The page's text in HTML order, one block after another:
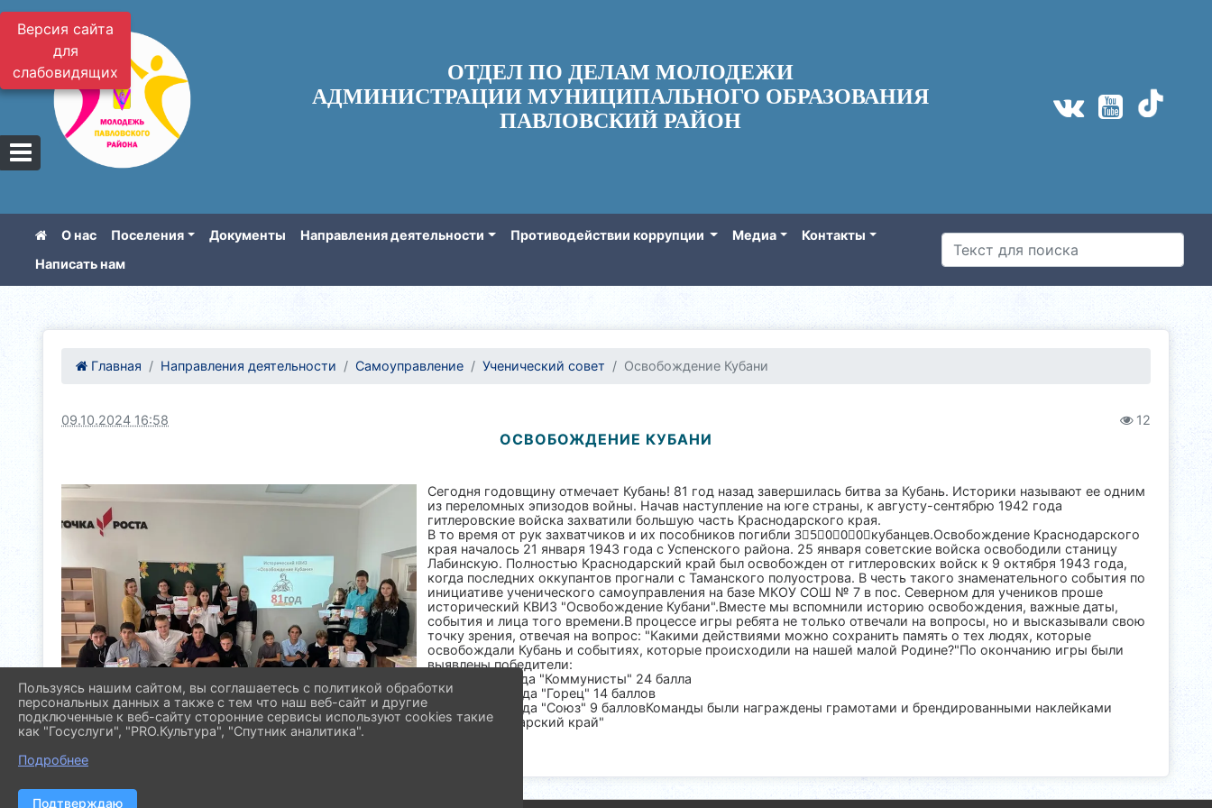
Версия сайта
для
слабовидящих
ОТДЕЛ ПО ДЕЛАМ МОЛОДЕЖИ
АДМИНИСТРАЦИИ МУНИЦИПАЛЬНОГО ОБРАЗОВАНИЯ
ПАВЛОВСКИЙ РАЙОН
О нас Поселения Документы Направления деятельности Противодействии коррупции Медиа
Контакты
Написать нам
Главная Направления деятельности Самоуправление Ученический совет Освобождение Кубани
09.10.2024 16:58 12
ОСВОБОЖДЕНИЕ КУБАНИ
Сегодня годовщину отмечает Кубань! 81 год назад завершилась битва за Кубань. Историки называют ее одним
из переломных эпизодов войны. Начав наступление на юге страны, к августу-сентябрю 1942 года
гитлеровские войска захватили большую часть Краснодарского края.
В то время от рук захватчиков и их пособников погибли 3⃣5⃣0⃣0⃣0⃣кубанцев.Освобождение Краснодарского
края началось 21 января 1943 года с Успенского района. 25 января советские войска освободили станицу
Лабинскую. Полностью Краснодарский край был освобожден от гитлеровских войск к 9 октября 1943 года,
когда последних оккупантов прогнали с Таманского полуострова. В честь такого знаменательного события по
инициативе ученического самоуправления на базе МКОУ СОШ № 7 в пос. Северном для учеников проше
исторический КВИЗ "Освобождение Кубани".Вместе мы вспомнили историю освобождения, важные даты,
события и лица того времени.В процессе игры ребята не только отвечали на вопросы, но и высказывали свою
точку зрения, отвечая на вопрос: "Какими действиями можно сохранить память о тех людях, которые
освобождали Кубань и событиях, которые происходили на нашей малой Родине?"По окончанию игры были
выявлены победители:
1 место команда "Коммунисты" 24 балла
2 место команда "Горец" 14 баллов
3 место команда "Союз" 9 балловКоманды были награждены грамотами и брендированными наклейками
"Мой Краснодарский край"
Пользуясь нашим сайтом, вы соглашаетесь с политикой обработки
персональных данных а также с тем что наш веб-сайт и другие
подключенные к веб-сайту сторонние сервисы используют cookies такие
как "Госуслуги", "PRO.Культура", "Спутник аналитика".
Подробнее
Подтверждаю